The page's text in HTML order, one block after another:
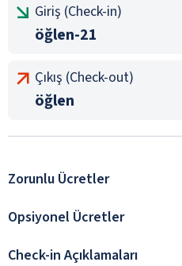
Giriş (Check-in)
öğlen-21
Çıkış (Check-out)
öğlen
Zorunlu Ücretler
Opsiyonel Ücretler
Check-in Açıklamaları